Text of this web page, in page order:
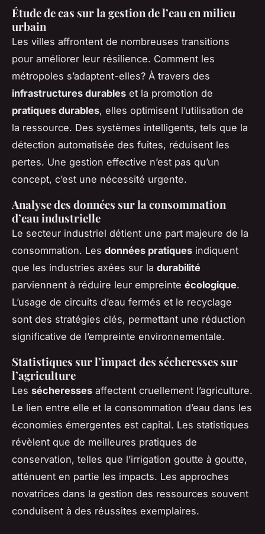
Étude de cas sur la gestion de l’eau en milieu
urbain
Les villes affrontent de nombreuses transitions
pour améliorer leur résilience. Comment les
métropoles s’adaptent-elles? À travers des
infrastructures durables et la promotion de
pratiques durables, elles optimisent l’utilisation de
la ressource. Des systèmes intelligents, tels que la
détection automatisée des fuites, réduisent les
pertes. Une gestion effective n’est pas qu’un
concept, c’est une nécessité urgente.
Analyse des données sur la consommation
d’eau industrielle
Le secteur industriel détient une part majeure de la
consommation. Les données pratiques indiquent
que les industries axées sur la durabilité
parviennent à réduire leur empreinte écologique.
L’usage de circuits d’eau fermés et le recyclage
sont des stratégies clés, permettant une réduction
significative de l’empreinte environnementale.
Statistiques sur l’impact des sécheresses sur
l’agriculture
Les sécheresses affectent cruellement l’agriculture.
Le lien entre elle et la consommation d’eau dans les
économies émergentes est capital. Les statistiques
révèlent que de meilleures pratiques de
conservation, telles que l’irrigation goutte à goutte,
atténuent en partie les impacts. Les approches
novatrices dans la gestion des ressources souvent
conduisent à des réussites exemplaires.